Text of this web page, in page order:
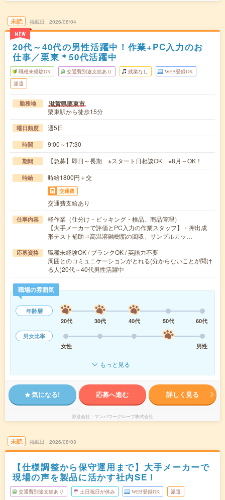
未読
NEW
掲載日 2026/08/04
20代～40代の男性活躍中！作業+PC入力のお
仕事／栗東＊50代活躍中
職種未経験OK 交通費別途支給あり 残業なし WEB登録OK
派遣
勤務地 滋賀県栗東市
栗東駅から徒歩15分
曜日頻度 週5日
時間 9:00～17:30
期間 【急募】即日～長期 ※スタート日相談OK ※8月～OK！
時給 時給1800円＋交
交通費
交通費支給あり
仕事内容
軽作業（仕分け・ピッキング・検品、商品管理）
【大手メーカーで評価とPC入力の作業スタッフ】・押出成
形テスト補助⇒高温溶融樹脂の回収、サンプルカッ…
応募資格
職種未経験OK / ブランクOK / 英語力不要
周囲とのコミュニケーションがとれる(分からないことが聞け
る人)20代～40代男性活躍中
職場の雰囲気
年齢層
20代
30代 40代 50代
60代
男女比率
女性
男性
もっと見る
気になる! 応募へ進む 詳しく見る
派遣会社 マンパワーグループ株式会社
未読 掲載日 2026/08/03
【仕様調整から保守運用まで】大手メーカーで
現場の声を製品に活かす社内SE！
交通費別途支給あり 土日祝日が休み WEB登録OK 派遣